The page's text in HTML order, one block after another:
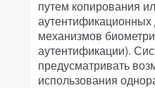
путем копирования
механизмов
аутентификации).
предусматривать
использования